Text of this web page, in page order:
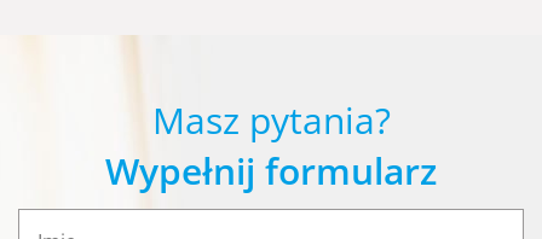
Masz pytania?
Wypełnij formularz